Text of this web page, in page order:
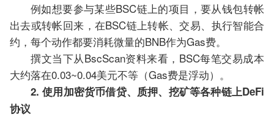
例如想要参与某些BSC链上的项目，要从钱包转帐
出去或转帐回来，在BSC链上转帐、交易、执行智能合
约，每个动作都要消耗微量的BNB作为Gas费。
撰文当下从BscScan资料来看，BSC每笔交易成本
大约落在0.03~0.04美元不等（Gas费是浮动）。
2. 使用加密货币借贷、质押、挖矿等各种链上DeFi
协议